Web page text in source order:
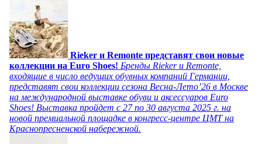
Rieker и Remonte представят свои новые
коллекции на Euro Shoes! Бренды Rieker и Remonte,
входящие в число ведущих обувных компаний Германии,
представят свои коллекции сезона Весна-Лето’26 в Москве
на международной выставке обуви и аксессуаров Euro
Shoes! Выставка пройдет c 27 по 30 августа 2025 г. на
новой премиальной площадке в конгресс-центре ЦМТ на
Краснопресненской набережной.